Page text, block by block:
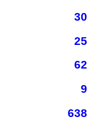
30
25
62
9
638